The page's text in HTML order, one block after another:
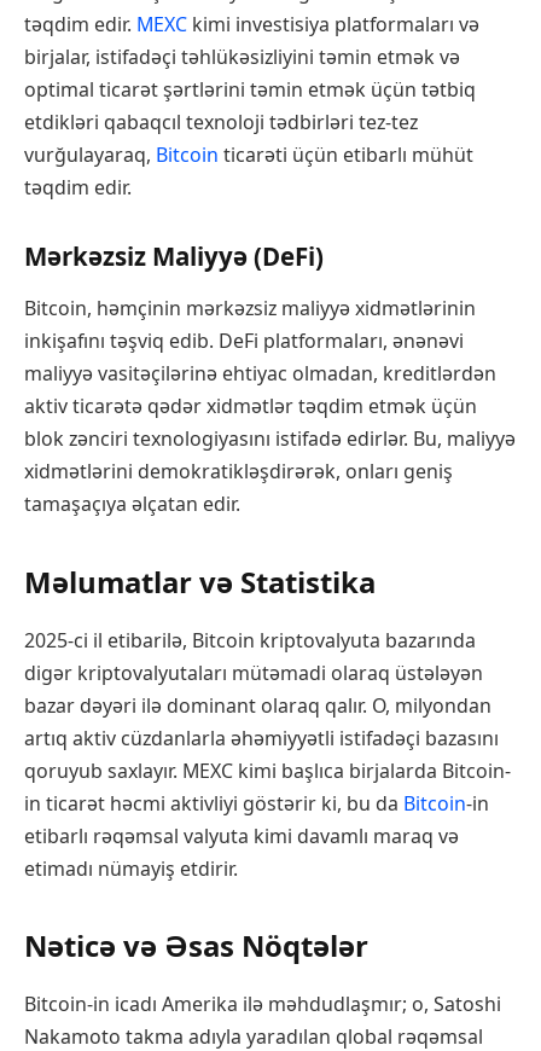
təqdim edir. MEXC kimi investisiya platformaları və
birjalar, istifadəçi təhlükəsizliyini təmin etmək və
optimal ticarət şərtlərini təmin etmək üçün tətbiq
etdikləri qabaqcıl texnoloji tədbirləri tez-tez
vurğulayaraq, Bitcoin ticarəti üçün etibarlı mühüt
təqdim edir.
Mərkəzsiz Maliyyə (DeFi)
Bitcoin, həmçinin mərkəzsiz maliyyə xidmətlərinin
inkişafını təşviq edib. DeFi platformaları, ənənəvi
maliyyə vasitəçilərinə ehtiyac olmadan, kreditlərdən
aktiv ticarətə qədər xidmətlər təqdim etmək üçün
blok zənciri texnologiyasını istifadə edirlər. Bu, maliyyə
xidmətlərini demokratikləşdirərək, onları geniş
tamaşaçıya əlçatan edir.
Məlumatlar və Statistika
2025-ci il etibarilə, Bitcoin kriptovalyuta bazarında
digər kriptovalyutaları mütəmadi olaraq üstələyən
bazar dəyəri ilə dominant olaraq qalır. O, milyondan
artıq aktiv cüzdanlarla əhəmiyyətli istifadəçi bazasını
qoruyub saxlayır. MEXC kimi başlıca birjalarda Bitcoin-
in ticarət həcmi aktivliyi göstərir ki, bu da Bitcoin-in
etibarlı rəqəmsal valyuta kimi davamlı maraq və
etimadı nümayiş etdirir.
Nəticə və Əsas Nöqtələr
Bitcoin-in icadı Amerika ilə məhdudlaşmır; o, Satoshi
Nakamoto takma adıyla yaradılan qlobal rəqəmsal